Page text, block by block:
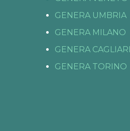
GENERA UMBRIA
GENERA MILANO
GENERA CAGLIARI
GENERA TORINO